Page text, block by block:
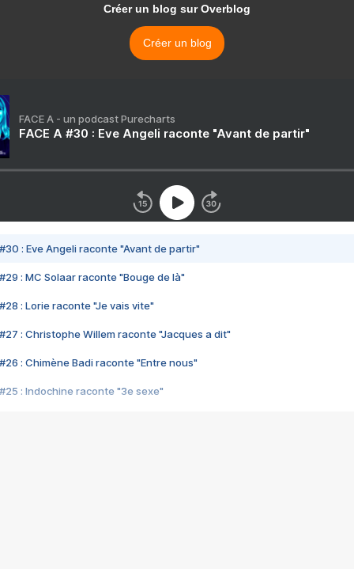
Créer un blog sur Overblog
Créer un blog
FACE A - un podcast Purecharts
FACE A #30 : Eve Angeli raconte "Avant de partir"
#30 : Eve Angeli raconte "Avant de partir"
#29 : MC Solaar raconte "Bouge de là"
#28 : Lorie raconte "Je vais vite"
#27 : Christophe Willem raconte "Jacques a dit"
#26 : Chimène Badi raconte "Entre nous"
#25 : Indochine raconte "3e sexe"